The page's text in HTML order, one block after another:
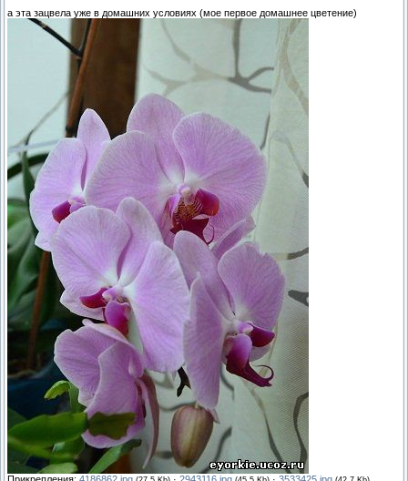
а эта зацвела уже в домашних условиях (мое первое домашнее цветение)